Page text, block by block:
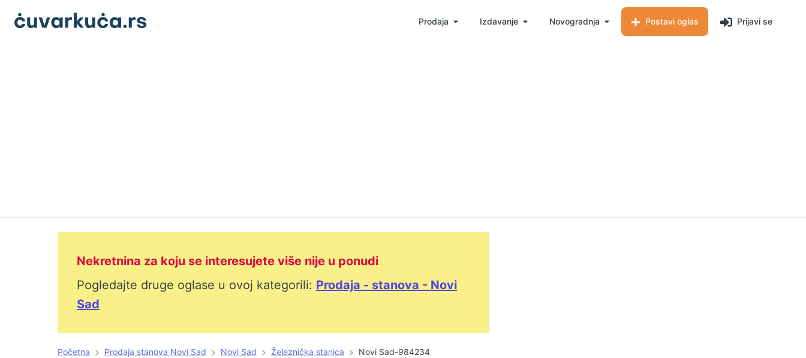
Prodaja Izdavanje Novogradnja Postavi oglas Prijavi se
Nekretnina za koju se interesujete više nije u ponudi
Pogledajte druge oglase u ovoj kategorili: Prodaja - stanova - Novi
Sad
Početna Prodaja stanova Novi Sad Novi Sad Železnička stanica Novi Sad-984234